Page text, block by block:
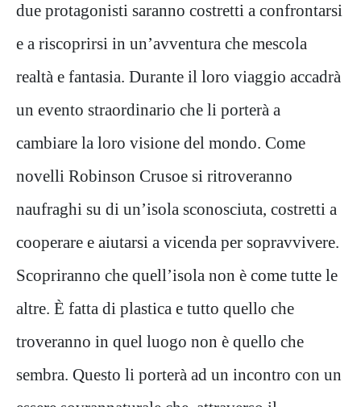
due protagonisti saranno costretti a confrontarsi
e a riscoprirsi in un’avventura che mescola
realtà e fantasia. Durante il loro viaggio accadrà
un evento straordinario che li porterà a
cambiare la loro visione del mondo. Come
novelli Robinson Crusoe si ritroveranno
naufraghi su di un’isola sconosciuta, costretti a
cooperare e aiutarsi a vicenda per sopravvivere.
Scopriranno che quell’isola non è come tutte le
altre. È fatta di plastica e tutto quello che
troveranno in quel luogo non è quello che
sembra. Questo li porterà ad un incontro con un